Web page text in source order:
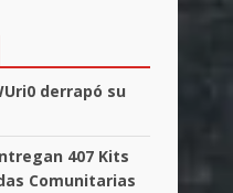
derrapó su
407 Kits
Comunitarias